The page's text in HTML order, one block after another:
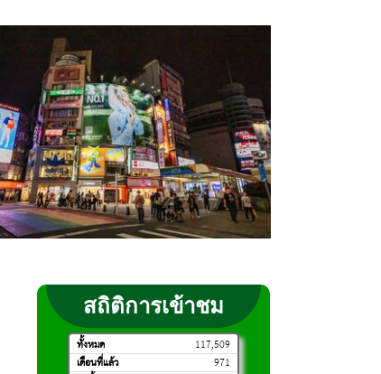
สถิติการเข้าชม
ทั้งหมด
117,509
เดือนที่แล้ว
971